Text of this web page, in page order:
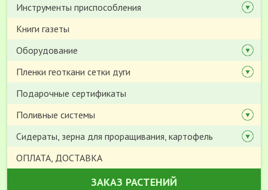
Инструменты приспособления
Книги газеты
Оборудование
Пленки геоткани сетки дуги
Подарочные сертификаты
Поливные системы
Сидераты, зерна для проращивания, картофель
ОПЛАТА, ДОСТАВКА
ЗАКАЗ РАСТЕНИЙ